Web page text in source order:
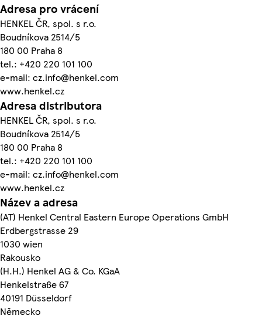
Adresa pro vrácení
HENKEL ČR, spol. s r.o.
Boudníkova 2514/5
180 00 Praha 8
tel.: +420 220 101 100
e-mail: cz.info@henkel.com
www.henkel.cz
Adresa distributora
HENKEL ČR, spol. s r.o.
Boudníkova 2514/5
180 00 Praha 8
tel.: +420 220 101 100
e-mail: cz.info@henkel.com
www.henkel.cz
Název a adresa
(AT) Henkel Central Eastern Europe Operations GmbH
Erdbergstrasse 29
1030 wien
Rakousko
(H.H.) Henkel AG & Co. KGaA
Henkelstraße 67
40191 Düsseldorf
Německo